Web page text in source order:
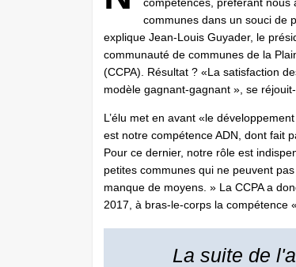
communes dans un souci de
explique Jean-Louis Guyader, le
communauté de communes de la
(CCPA). Résultat ? «La satisfaction
modèle gagnant-gagnant », se réjouit-
L’élu met en avant «le
est notre compétence ADN, dont fait
Pour ce dernier, notre rôle est
petites communes qui ne peuvent
manque de moyens. » La CCPA a
2017, à bras-le-corps la compétence
La suite de